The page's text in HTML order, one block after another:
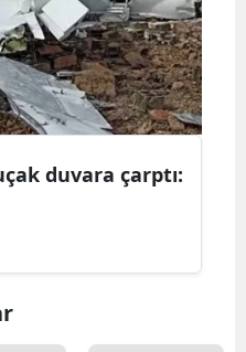
duvara çarptı: